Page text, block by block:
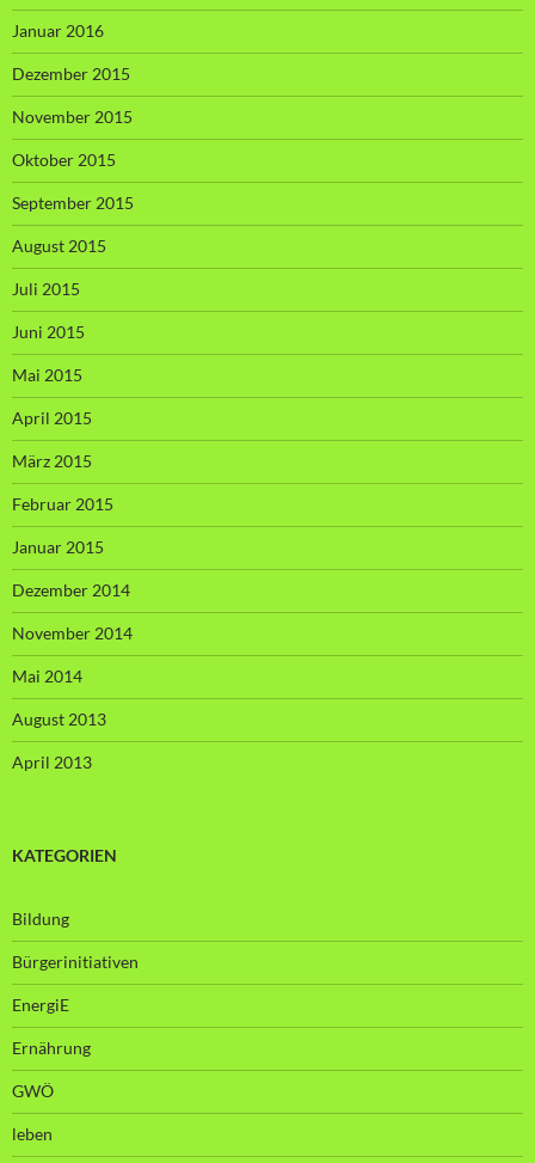
Januar 2016
Dezember 2015
November 2015
Oktober 2015
September 2015
August 2015
Juli 2015
Juni 2015
Mai 2015
April 2015
März 2015
Februar 2015
Januar 2015
Dezember 2014
November 2014
Mai 2014
August 2013
April 2013
KATEGORIEN
Bildung
Bürgerinitiativen
EnergiE
Ernährung
GWÖ
leben